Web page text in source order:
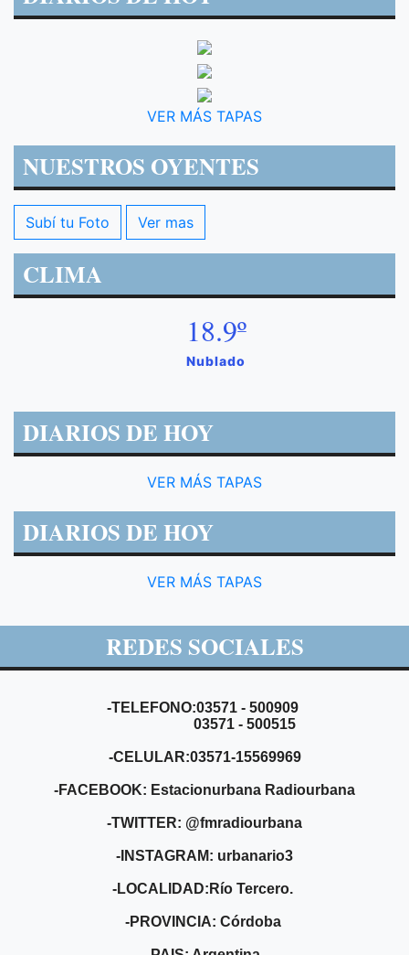
VER MÁS TAPAS
NUESTROS OYENTES
Subí tu Foto Ver mas
CLIMA
18.9º
Nublado
DIARIOS DE HOY
VER MÁS TAPAS
DIARIOS DE HOY
VER MÁS TAPAS
REDES SOCIALES
-TELEFONO:03571 - 500909
03571 - 500515
-CELULAR:03571-15569969
-FACEBOOK: Estacionurbana Radiourbana
-TWITTER: @fmradiourbana
-INSTAGRAM: urbanario3
-LOCALIDAD:Río Tercero.
-PROVINCIA: Córdoba